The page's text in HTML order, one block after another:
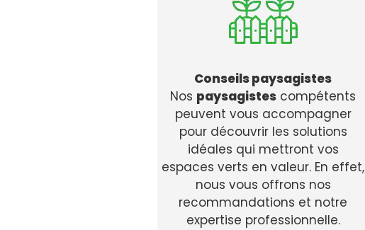
Conseils paysagistes
Nos paysagistes compétents
peuvent vous accompagner
pour découvrir les solutions
idéales qui mettront vos
espaces verts en valeur. En effet,
nous vous offrons nos
recommandations et notre
expertise professionnelle.